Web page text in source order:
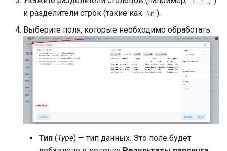
Резервное копирование
Контроль состояния
Диагностика проблем
Сетевые проходы
данных
Локализация интерфейса
Другие настройки
Горячие клавиши в проекте
и разделители строк (такие как \n ).
Выберите поля, которые необходимо обработать:
Тип (Type) — тип данных. Это поле будет